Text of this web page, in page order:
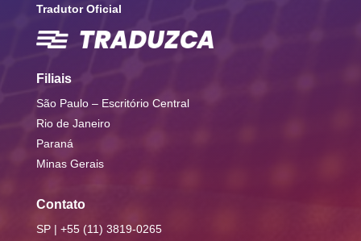
Tradutor Oficial
Filiais
São Paulo – Escritório Central
Rio de Janeiro
Paraná
Minas Gerais
Contato
SP | +55 (11) 3819-0265